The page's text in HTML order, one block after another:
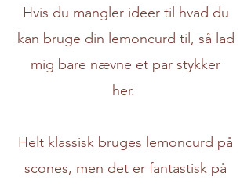
Hvis du mangler ideer til hvad du
kan bruge din lemoncurd til, så lad
mig bare nævne et par stykker
her.
Helt klassisk bruges lemoncurd på
scones, men det er fantastisk på